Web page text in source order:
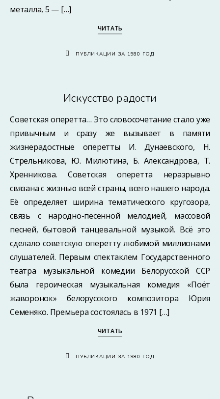
металла, 5 — […]
ЧИТАТЬ
ПУБЛИКАЦИИ ЗА 1980 ГОД
Искусство радости
Советская оперетта… Это словосочетание стало уже
привычным и сразу же вызывает в памяти
жизнерадостные оперетты И. Дунаевского, Н.
Стрельникова, Ю. Милютина, Б. Александрова, Т.
Хренникова. Советская оперетта неразрывно
связана с жизнью всей страны, всего нашего народа.
Её определяет ширина тематического кругозора,
связь с народно-песенной мелодией, массовой
песней, бытовой танцевальной музыкой. Всё это
сделало советскую оперетту любимой миллионами
слушателей. Первым спектаклем Государственного
театра музыкальной комедии Белорусской ССР
была героическая музыкальная комедия «Поёт
жаворонок» белорусского композитора Юрия
Семеняко. Премьера состоялась в 1971 […]
ЧИТАТЬ
ПУБЛИКАЦИИ ЗА 1980 ГОД